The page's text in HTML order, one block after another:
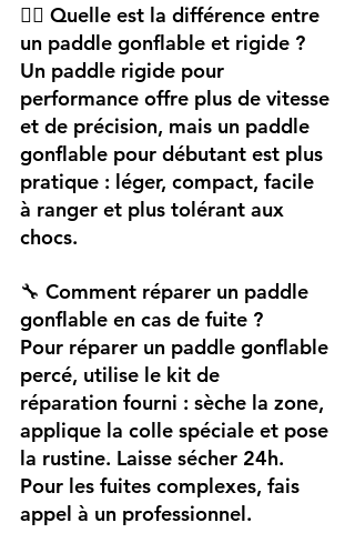
🏄‍♀️ Quelle est la différence entre
un paddle gonflable et rigide ?
Un paddle rigide pour
performance offre plus de vitesse
et de précision, mais un paddle
gonflable pour débutant est plus
pratique : léger, compact, facile
à ranger et plus tolérant aux
chocs.
🔧 Comment réparer un paddle
gonflable en cas de fuite ?
Pour réparer un paddle gonflable
percé, utilise le kit de
réparation fourni : sèche la zone,
applique la colle spéciale et pose
la rustine. Laisse sécher 24h.
Pour les fuites complexes, fais
appel à un professionnel.